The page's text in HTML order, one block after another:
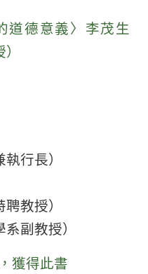
道德意義〉李茂生
行長）
教授）
副教授）
獲得此書